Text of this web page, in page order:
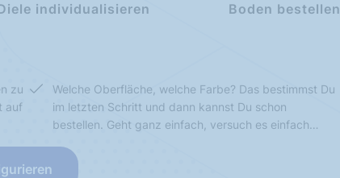
individualisieren Boden bestellen
zu
auf
Welche Oberfläche, welche Farbe? Das bestimmst Du
im letzten Schritt und dann kannst Du schon
bestellen. Geht ganz einfach, versuch es einfach…